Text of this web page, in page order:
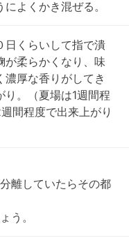
よくかき混ぜる。
日くらいして指で潰
が柔らかくなり、味
濃厚な香りがしてき
り。（夏場は1週間程
間程度で出来上がり
離していたらその都
う。